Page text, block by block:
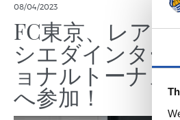
08/04/2023
FC東京、レア
シエダインター
ョナルトーナメ
へ参加！